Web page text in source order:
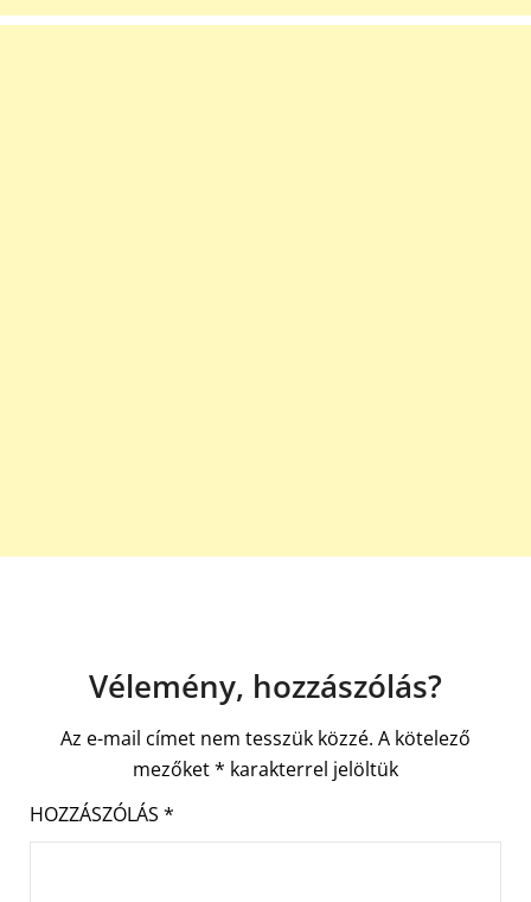
Vélemény, hozzászólás?
Az e-mail címet nem tesszük közzé. A kötelező
mezőket* karakterrel jelöltük
HOZZÁSZÓLÁS *